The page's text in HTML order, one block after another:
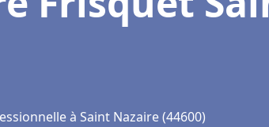
à Saint Nazaire (44600)